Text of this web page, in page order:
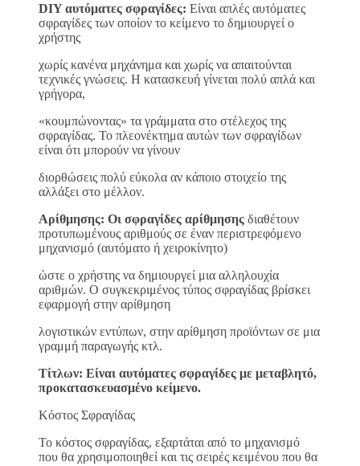
DIY αυτόματες σφραγίδες: Είναι απλές αυτόματες
σφραγίδες των οποίον το κείμενο το δημιουργεί ο
χρήστης
χωρίς κανένα μηχάνημα και χωρίς να απαιτούνται
τεχνικές γνώσεις. Η κατασκευή γίνεται πολύ απλά και
γρήγορα,
«κουμπώνοντας» τα γράμματα στο στέλεχος της
σφραγίδας. Το πλεονέκτημα αυτών των σφραγίδων
είναι ότι μπορούν να γίνουν
διορθώσεις πολύ εύκολα αν κάποιο στοιχείο της
αλλάξει στο μέλλον.
Αρίθμησης: Οι σφραγίδες αρίθμησης διαθέτουν
προτυπωμένους αριθμούς σε έναν περιστρεφόμενο
μηχανισμό (αυτόματο ή χειροκίνητο)
ώστε ο χρήστης να δημιουργεί μια αλληλουχία
αριθμών. Ο συγκεκριμένος τύπος σφραγίδας βρίσκει
εφαρμογή στην αρίθμηση
λογιστικών εντύπων, στην αρίθμηση προϊόντων σε μια
γραμμή παραγωγής κτλ.
Τίτλων: Είναι αυτόματες σφραγίδες με μεταβλητό,
προκατασκευασμένο κείμενο.
Κόστος Σφραγίδας
Το κόστος σφραγίδας, εξαρτάται από το μηχανισμό
που θα χρησιμοποιηθεί και τις σειρές κειμένου που θα